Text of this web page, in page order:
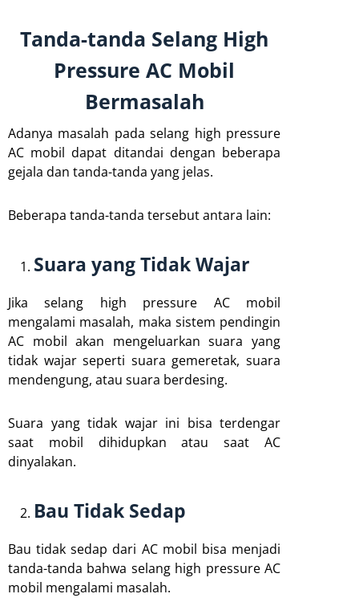
Tanda-tanda Selang High
Pressure AC Mobil
Bermasalah
Adanya masalah pada selang high pressure
AC mobil dapat ditandai dengan beberapa
gejala dan tanda-tanda yang jelas.
Beberapa tanda-tanda tersebut antara lain:
Suara yang Tidak Wajar
Jika selang high pressure AC mobil
mengalami masalah, maka sistem pendingin
AC mobil akan mengeluarkan suara yang
tidak wajar seperti suara gemeretak, suara
mendengung, atau suara berdesing.
Suara yang tidak wajar ini bisa terdengar
saat mobil dihidupkan atau saat AC
dinyalakan.
Bau Tidak Sedap
Bau tidak sedap dari AC mobil bisa menjadi
tanda-tanda bahwa selang high pressure AC
mobil mengalami masalah.